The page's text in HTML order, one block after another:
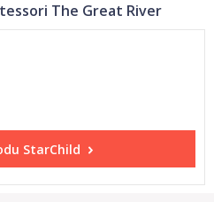
The Great River
StarChild